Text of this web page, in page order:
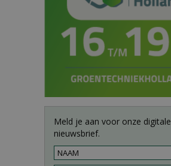
Meld je aan voor onze digitale
nieuwsbrief.